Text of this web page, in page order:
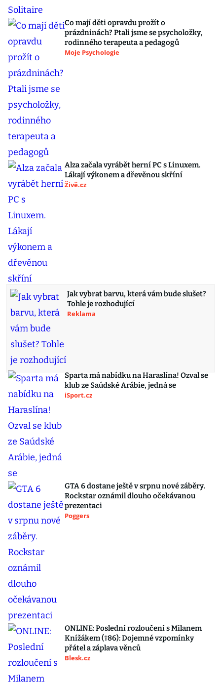
Co mají děti opravdu prožít o
prázdninách? Ptali jsme se psycholožky,
rodinného terapeuta a pedagogů
Moje Psychologie
Alza začala vyrábět herní PC s Linuxem.
Lákají výkonem a dřevěnou skříní
Živě.cz
Jak vybrat barvu, která vám bude slušet?
Tohle je rozhodující
Reklama
Sparta má nabídku na Haraslína! Ozval se
klub ze Saúdské Arábie, jedná se
iSport.cz
GTA 6 dostane ještě v srpnu nové záběry.
Rockstar oznámil dlouho očekávanou
prezentaci
Poggers
ONLINE: Poslední rozloučení s Milanem
Knížákem (†86): Dojemné vzpomínky
přátel a záplava věnců
Blesk.cz